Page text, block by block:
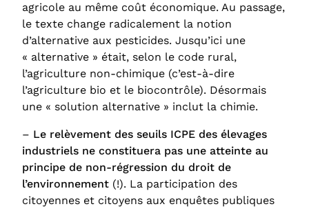
agricole au même coût économique. Au passage,
le texte change radicalement la notion
d’alternative aux pesticides. Jusqu’ici une
« alternative » était, selon le code rural,
l’agriculture non-chimique (c’est-à-dire
l’agriculture bio et le biocontrôle). Désormais
une « solution alternative » inclut la chimie.
– Le relèvement des seuils ICPE des élevages
industriels ne constituera pas une atteinte au
principe de non-régression du droit de
l’environnement (!). La participation des
citoyennes et citoyens aux enquêtes publiques